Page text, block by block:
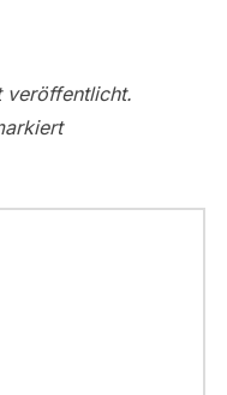
veröffentlicht.